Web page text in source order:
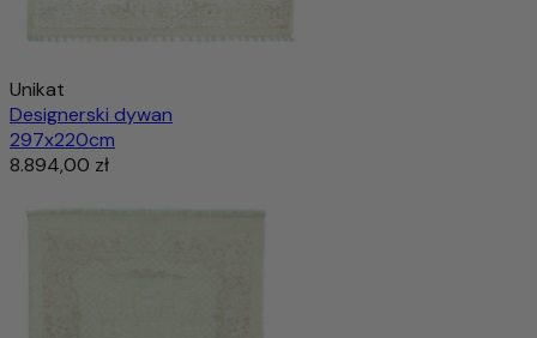
Unikat
Designerski dywan
297x220cm
8.894,00 zł